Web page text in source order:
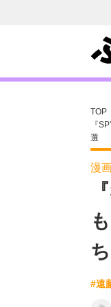
TOP
『
選
漫
#遠